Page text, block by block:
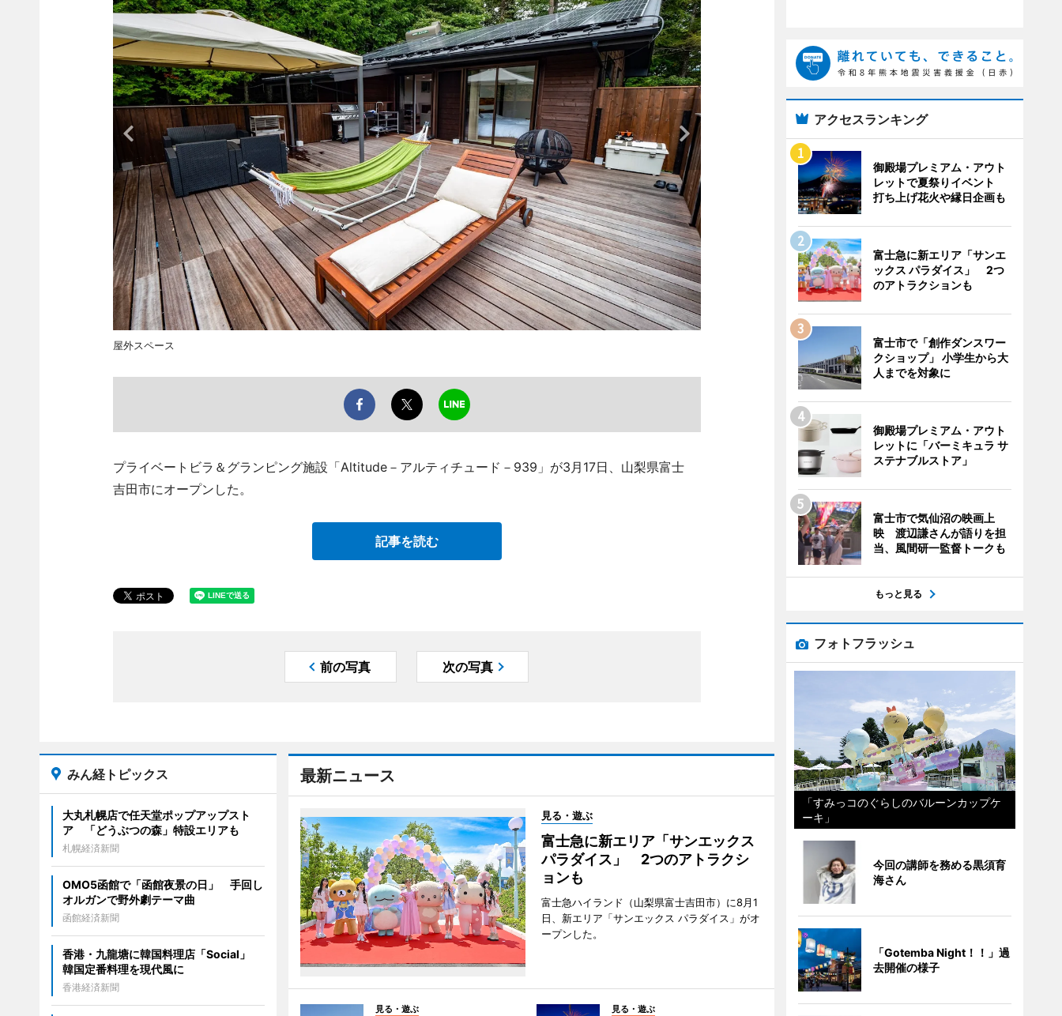
屋外スペース
プライベートビラ＆グランピング施設「Altitude－アルティチュード－939」が3月17日、山梨県富士
吉田市にオープンした。
記事を読む
前の写真 次の写真
最新ニュース
見る・遊ぶ
富士急に新エリア「サンエックス
パラダイス」 2つのアトラクシ
ョンも
富士急ハイランド（山梨県富士吉田市）に8月1
日、新エリア「サンエックス パラダイス」がオ
ープンした。
見る・遊ぶ 見る・遊ぶ
みん経トピックス
大丸札幌店で任天堂ポップアップスト
ア 「どうぶつの森」特設エリアも
札幌経済新聞
OMO5函館で「函館夜景の日」 手回し
オルガンで野外劇テーマ曲
函館経済新聞
香港・九龍塘に韓国料理店「Social」
韓国定番料理を現代風に
香港経済新聞
アクセスランキング
御殿場プレミアム・アウト
レットで夏祭りイベント
打ち上げ花火や縁日企画も
富士急に新エリア「サンエ
ックス パラダイス」 2つ
のアトラクションも
富士市で「創作ダンスワー
クショップ」 小学生から大
人までを対象に
御殿場プレミアム・アウト
レットに「バーミキュラ サ
ステナブルストア」
富士市で気仙沼の映画上
映 渡辺謙さんが語りを担
当、風間研一監督トークも
もっと見る
フォトフラッシュ
「すみっコのぐらしのバルーンカップケ
ーキ」
今回の講師を務める黒須育
海さん
「Gotemba Night！！」過
去開催の様子